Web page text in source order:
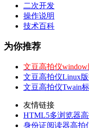
二次开发
操作说明
技术百科
为你推荐
文豆高拍仪
文豆高拍仪Linux
文豆高拍仪Twain
友情链接
HTML5多浏览器
身份证阅读器高拍